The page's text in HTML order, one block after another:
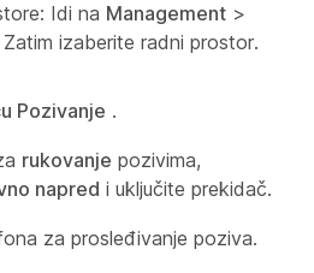
Idi na Management >
Zatim izaberite radni prostor.
Pozivanje .
rukovanje pozivima,
napred i uključite prekidač.
za prosleđivanje poziva.